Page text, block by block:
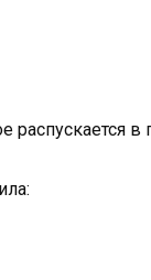
распускается